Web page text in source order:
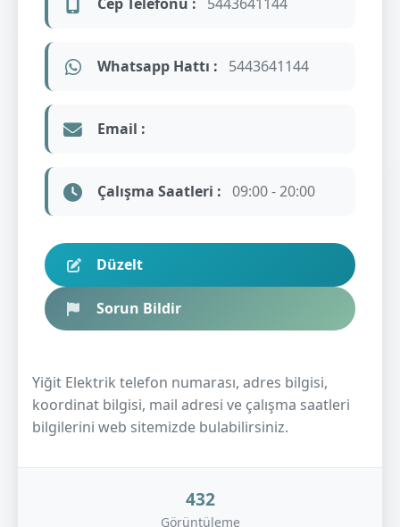
Whatsapp Hattı : 5443641144
Email :
Çalışma Saatleri : 09:00 - 20:00
Düzelt
Sorun Bildir
Yiğit Elektrik telefon numarası, adres bilgisi,
koordinat bilgisi, mail adresi ve çalışma saatleri
bilgilerini web sitemizde bulabilirsiniz.
432
Görüntüleme